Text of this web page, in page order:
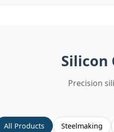
Silicon
Precision
All Products Steelmaking